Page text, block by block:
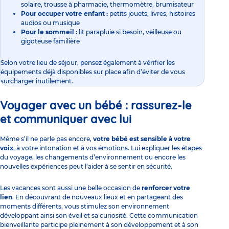
solaire, trousse à pharmacie, thermomètre, brumisateur
Pour occuper votre enfant : petits jouets, livres, histoires
audios ou musique
Pour le sommeil : lit parapluie si besoin, veilleuse ou
gigoteuse familière
Selon votre lieu de séjour, pensez également à vérifier les
équipements déjà disponibles sur place afin d’éviter de vous
surcharger inutilement.
Voyager avec un bébé : rassurez-le
et communiquer avec lui
Même s’il ne parle pas encore, votre bébé est sensible à votre
voix, à votre intonation et à vos émotions. Lui expliquer les étapes
du voyage, les changements d’environnement ou encore les
nouvelles expériences peut l’aider à se sentir en sécurité.
Les vacances sont aussi une belle occasion de renforcer votre
lien. En découvrant de nouveaux lieux et en partageant des
moments différents, vous stimulez son environnement
développant ainsi son éveil et sa curiosité. Cette communication
bienveillante participe pleinement à son développement et à son